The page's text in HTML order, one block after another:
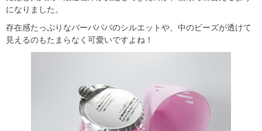
になりました。
存在感たっぷりなバーバパパのシルエットや、中のビーズが透けて
見えるのもたまらなく可愛いですよね！